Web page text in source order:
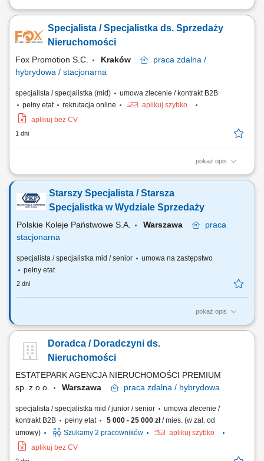
aktywne pozyskiwanie ofert sprzedaży i wynajmu nieruchomości,
najmu, prezentowanie nieruchomości zainteresowanym klientom,
prowadzenie negocjacji oraz przygotowywanie do finalizacji transakcji,
Specjalista / Specjalistka ds. Sprzedaży
Nieruchomości
Fox Promotion S.C. Kraków praca zdalna /
hybrydowa / stacjonarna
specjalista / specjalistka (mid)
umowa zlecenie / kontrakt B2B
pełny etat
rekrutacja online
aplikuj szybko
aplikuj bez CV
1 dni
pokaż opis
aktywne pozyskiwanie ofert sprzedaży i wynajmu nieruchomości,
najmu, prezentowanie nieruchomości zainteresowanym klientom,
prowadzenie negocjacji oraz przygotowywanie do finalizacji transakcji,
Starszy Specjalista / Starsza
Specjalistka w Wydziale Sprzedaży
Polskie Koleje Państwowe S.A. Warszawa
praca
stacjonarna
specjalista / specjalistka mid / senior
umowa na zastępstwo
pełny etat
2 dni
pokaż opis
Na tym stanowisku będziesz odpowiedzialny(-a) za: Prowadzenie
geodezyjno-prawnych, weryfikacja operatów szacunkowych;
Opracowywanie wniosków na posiedzenie Zarządu i projektów uchwał
Doradca / Doradczyni ds.
Nieruchomości
ESTATEPARK AGENCJA NIERUCHOMOŚCI PREMIUM
sp. z o.o.
Warszawa praca zdalna / hybrydowa
specjalista / specjalistka mid / junior / senior
umowa zlecenie /
kontrakt B2B
pełny etat 5 000 - 25 000 zł/ mies. (w zal. od
umowy)
Szukamy 2 pracowników
aplikuj szybko
aplikuj bez CV